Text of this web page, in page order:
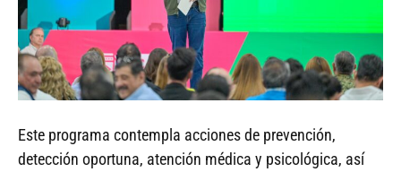
Este programa contempla acciones de prevención,
detección oportuna, atención médica y psicológica, así